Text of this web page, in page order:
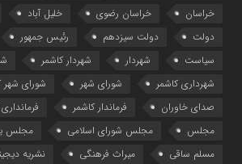
خراسان
خراسان رضوی خلیل آباد
دولت
دولت سیزدهم رئیس جمهور
سیاست
شهردار شهردار کاشمر
شهرداری کاشمر
شورای شهر
شورای شهر
صدای خاوران
فرماندار کاشمر
مجلس
مجلس شورای اسلامی
مجلس
مسلم ساقی
میراث فرهنگی نشریه